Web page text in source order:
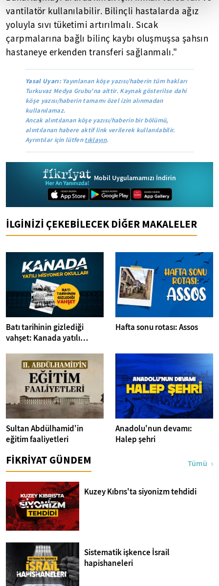
vantilatör kullanılabilir. Bilinçli hastalarda ağız
yoluyla sıvı tüketimi artırılmalı. Sıcak
çarpmalarına bağlı bilinç kaybı oluşmuşsa şahsın
hastaneye erkenden transferi sağlanmalı."
Yasal Uyarı:Yayınlanan köşe yazısı/haberin tüm hakları
Turkuvaz Medya Grubu'na aittir. Kaynak gösterilse dahi
köşe yazısı/haberin tamamı özel izin alınmadan
kullanılamaz.
Ancak alıntılanan köşe yazısı/haberin bir bölümü,
alıntılanan habere aktif link verilerek kullanılabilir.
Ayrıntılar için lütfentıklayın.
Mobil Uygulamamızı İndirin
İLGİNİZİ ÇEKEBİLECEK DİĞER MAKALELER
Batı tarihinin gizlediği
vahşet: Kanada yatılı
Hafta sonu rotası: Assos
Sultan Abdülhamid'in
eğitim faaliyetleri
Anadolu'nun devamı:
Halep şehri
FİKRİYAT GÜNDEM Tümü
Kuzey Kıbrıs'ta siyonizm tehdidi
Sistematik işkence İsrail
hapishaneleri